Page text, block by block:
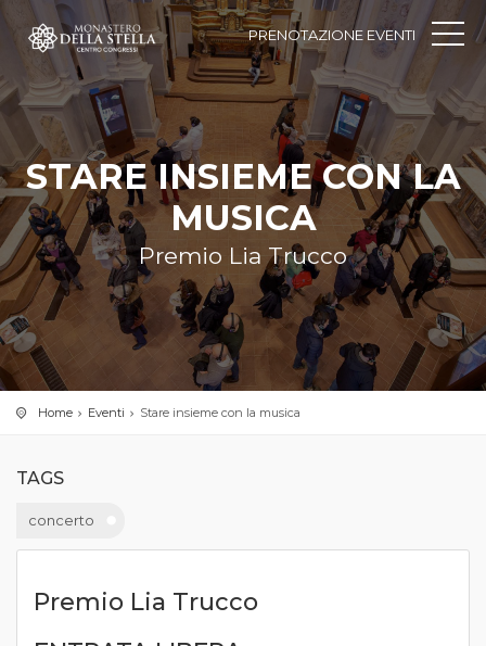
PRENOTAZIONE EVENTI
STARE INSIEME CON LA
MUSICA
Premio Lia Trucco
Home Eventi Stare insieme con la musica
TAGS
concerto
Premio Lia Trucco